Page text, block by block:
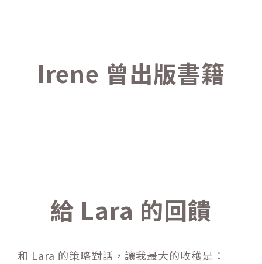
Irene 曾出版書籍
給 Lara 的回饋
和 Lara 的策略對話，讓我最大的收穫是：